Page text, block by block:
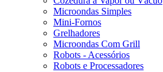
Microondas Simples
Mini-Fornos
Grelhadores
Microondas Com Grill
Robots - Acessórios
Robots e Processadores